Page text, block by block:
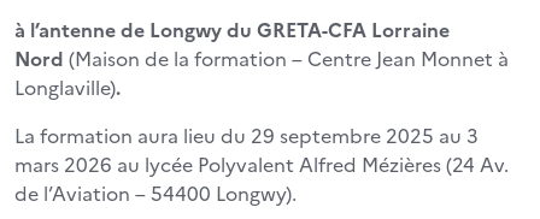
à l’antenne de Longwy du GRETA-CFA Lorraine
Nord (Maison de la formation – Centre Jean Monnet à
Longlaville).
La formation aura lieu du 29 septembre 2025 au 3
mars 2026 au lycée Polyvalent Alfred Mézières (24 Av.
de l’Aviation – 54400 Longwy).